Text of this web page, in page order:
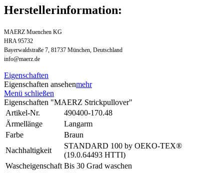
Herstellerinformation:
MAERZ Muenchen KG
HRA 95732
Bayerwaldstraße 7, 81737 München, Deutschland
info@maerz.de
Eigenschaften
Eigenschaften ansehenmehr
Menü schließen
Eigenschaften "MAERZ Strickpullover"
Artikel-Nr.
490400-170.48
Ärmellänge
Langarm
Farbe
Braun
Nachhaltigkeit
STANDARD 100 by OEKO-TEX®
(19.0.64493 HTTI)
Wascheigenschaft Bis 30 Grad waschen